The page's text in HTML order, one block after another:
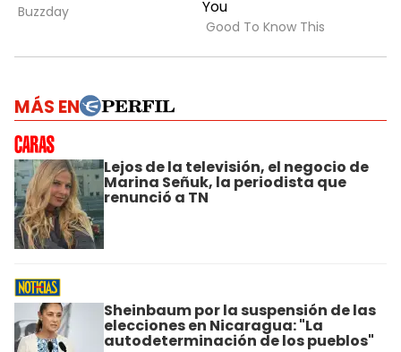
MÁS EN
Lejos de la televisión, el negocio de
Marina Señuk, la periodista que
renunció a TN
Sheinbaum por la suspensión de las
elecciones en Nicaragua: "La
autodeterminación de los pueblos"